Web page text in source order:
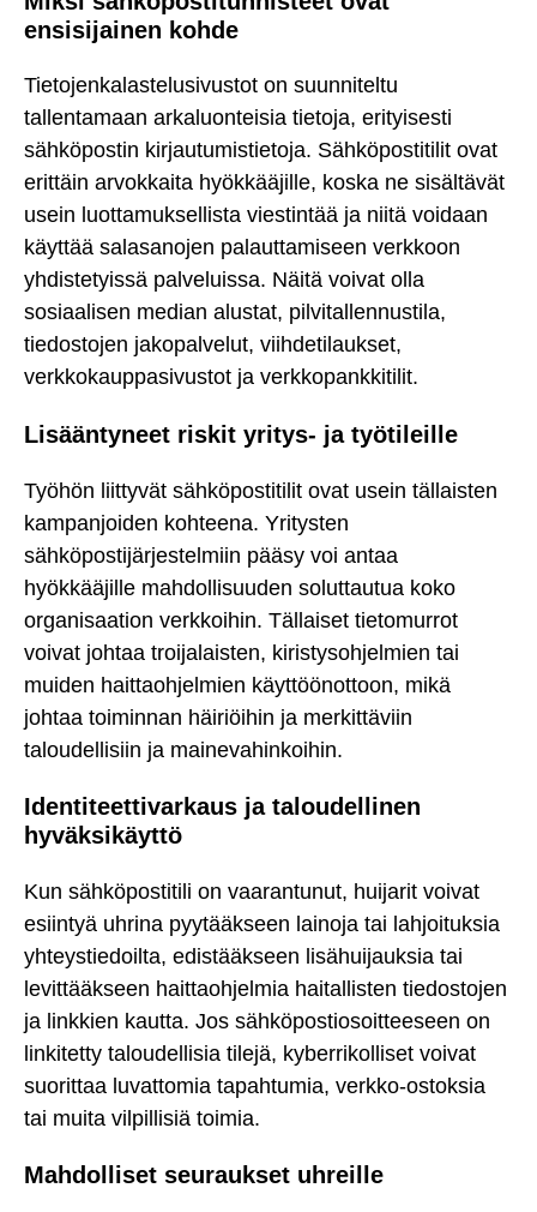
ensisijainen kohde
Tietojenkalastelusivustot on suunniteltu
tallentamaan arkaluonteisia tietoja, erityisesti
sähköpostin kirjautumistietoja. Sähköpostitilit ovat
erittäin arvokkaita hyökkääjille, koska ne sisältävät
usein luottamuksellista viestintää ja niitä voidaan
käyttää salasanojen palauttamiseen verkkoon
yhdistetyissä palveluissa. Näitä voivat olla
sosiaalisen median alustat, pilvitallennustila,
tiedostojen jakopalvelut, viihdetilaukset,
verkkokauppasivustot ja verkkopankkitilit.
Lisääntyneet riskit yritys- ja työtileille
Työhön liittyvät sähköpostitilit ovat usein tällaisten
kampanjoiden kohteena. Yritysten
sähköpostijärjestelmiin pääsy voi antaa
hyökkääjille mahdollisuuden soluttautua koko
organisaation verkkoihin. Tällaiset tietomurrot
voivat johtaa troijalaisten, kiristysohjelmien tai
muiden haittaohjelmien käyttöönottoon, mikä
johtaa toiminnan häiriöihin ja merkittäviin
taloudellisiin ja mainevahinkoihin.
Identiteettivarkaus ja taloudellinen
hyväksikäyttö
Kun sähköpostitili on vaarantunut, huijarit voivat
esiintyä uhrina pyytääkseen lainoja tai lahjoituksia
yhteystiedoilta, edistääkseen lisähuijauksia tai
levittääkseen haittaohjelmia haitallisten tiedostojen
ja linkkien kautta. Jos sähköpostiosoitteeseen on
linkitetty taloudellisia tilejä, kyberrikolliset voivat
suorittaa luvattomia tapahtumia, verkko-ostoksia
tai muita vilpillisiä toimia.
Mahdolliset seuraukset uhreille